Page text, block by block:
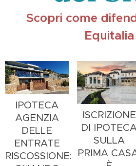
Scopri come
Equitalia
IPOTECA
AGENZIA
DELLE
ENTRATE
RISCOSSIONE:
ISCRIZIONE
DI
SULLA
PRIMA